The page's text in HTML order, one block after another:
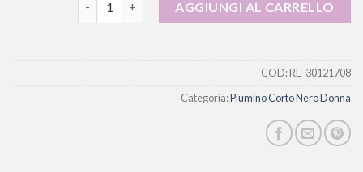
AGGIUNGI AL CARRELLO
COD:RE-30121708
Categoria:Piumino Corto Nero Donna